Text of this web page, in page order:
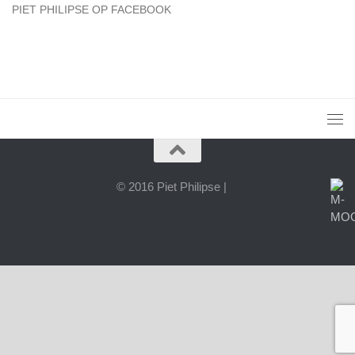
PIET PHILIPSE OP FACEBOOK
© 2016 Piet Philipse |